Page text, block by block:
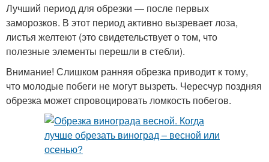
Лучший период для обрезки — после первых
заморозков. В этот период активно вызревает лоза,
листья желтеют (это свидетельствует о том, что
полезные элементы перешли в стебли).
Внимание! Слишком ранняя обрезка приводит к тому,
что молодые побеги не могут вызреть. Чересчур поздняя
обрезка может спровоцировать ломкость побегов.